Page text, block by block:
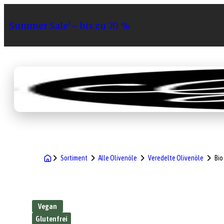
Summer Sale¹– bis zu 70 %
Sortiment Geschenke
Sortiment Alle Olivenöle Veredelte Olivenöle
Vegan
Glutenfrei